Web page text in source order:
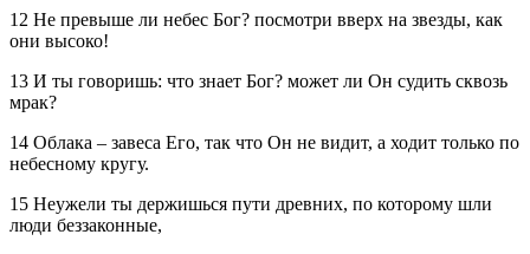
12 Не превыше ли небес Бог? посмотри вверх на звезды, как
они высоко!
13 И ты говоришь: что знает Бог? может ли Он судить сквозь
мрак?
14 Облака – завеса Его, так что Он не видит, а ходит только по
небесному кругу.
15 Неужели ты держишься пути древних, по которому шли
люди беззаконные,